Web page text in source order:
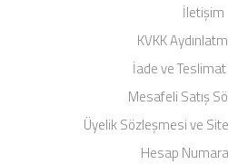
İletişim
KVKK
İade ve
Mesafeli Satış
Üyelik Sözleşmesi ve
Hesap